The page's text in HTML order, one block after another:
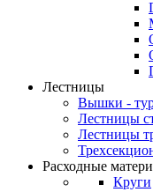
Лестницы
Вышки -
Лестницы
Лестницы
Расходные
Круги